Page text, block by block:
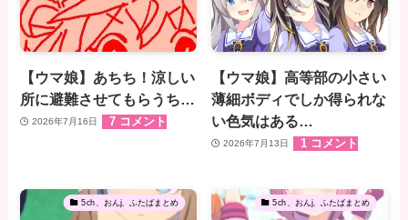
【ウマ娘】あちち！涼しい
所に避難させてもらうち…
2026年7月16日 7 コメント
【ウマ娘】高等部の小さい
薄細ボディでしか得られな
い色気はある…
2026年7月13日 1 コメント
5ch、おんj、ふたばまとめ 5ch、おんj、ふたばまとめ